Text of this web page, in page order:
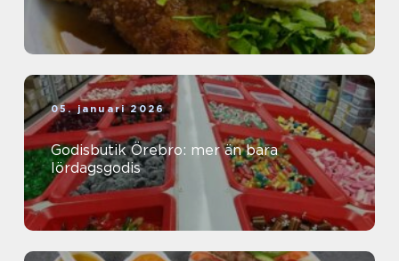
05. januari 2026
Godisbutik Örebro: mer än bara
lördagsgodis